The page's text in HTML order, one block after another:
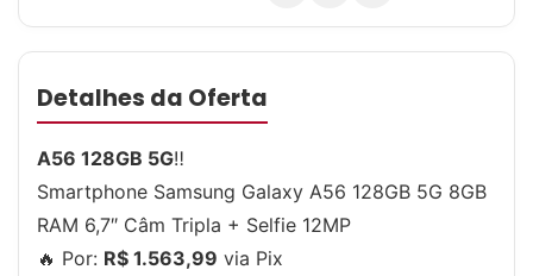
Detalhes da Oferta
A56 128GB 5G‼
Smartphone Samsung Galaxy A56 128GB 5G 8GB
RAM 6,7″ Câm Tripla + Selfie 12MP
🔥 Por: R$ 1.563,99 via Pix